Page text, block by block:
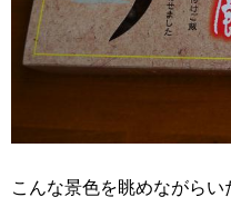
こんな景色を眺めながら